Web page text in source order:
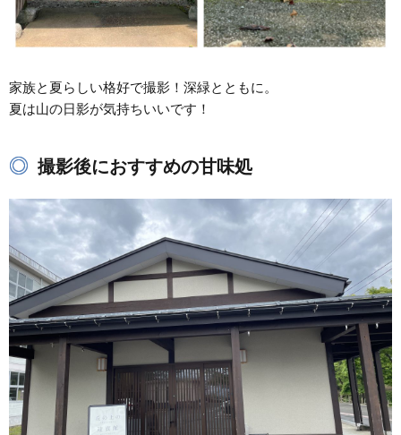
家族と夏らしい格好で撮影！深緑とともに。
夏は山の日影が気持ちいいです！
撮影後におすすめの甘味処